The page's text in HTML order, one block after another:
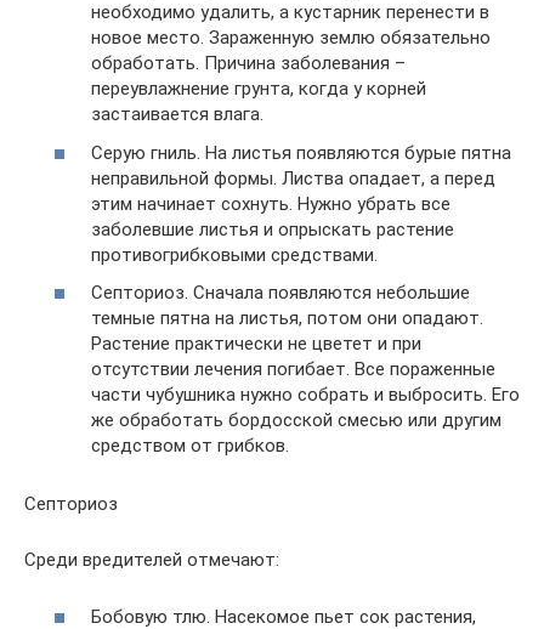
необходимо удалить, а кустарник перенести в
новое место. Зараженную землю обязательно
обработать. Причина заболевания –
переувлажнение грунта, когда у корней
застаивается влага.
Серую гниль. На листья появляются бурые пятна
неправильной формы. Листва опадает, а перед
этим начинает сохнуть. Нужно убрать все
заболевшие листья и опрыскать растение
противогрибковыми средствами.
Септориоз. Сначала появляются небольшие
темные пятна на листья, потом они опадают.
Растение практически не цветет и при
отсутствии лечения погибает. Все пораженные
части чубушника нужно собрать и выбросить. Его
же обработать бордосской смесью или другим
средством от грибков.
Септориоз
Среди вредителей отмечают:
Бобовую тлю. Насекомое пьет сок растения,